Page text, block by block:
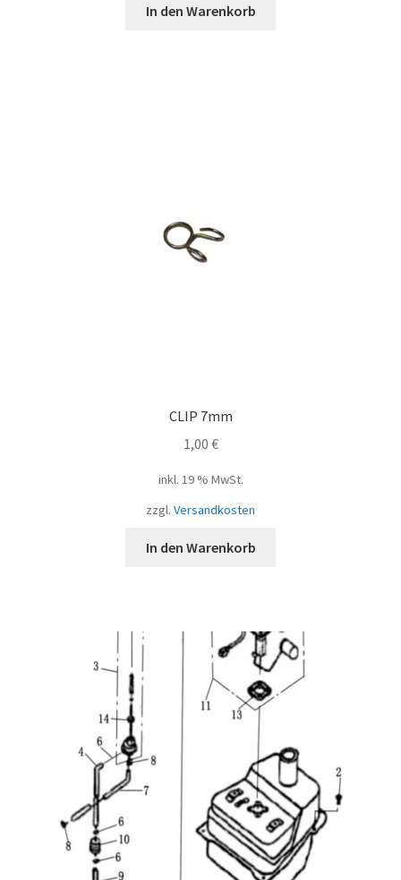
In den Warenkorb
CLIP 7mm
1,00 €
inkl. 19 % MwSt.
zzgl. Versandkosten
In den Warenkorb